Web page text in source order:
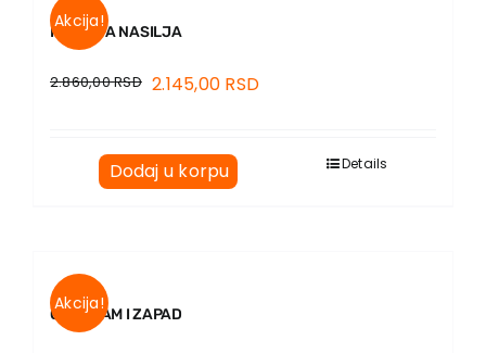
Akcija!
ISTORIJA NASILJA
2.860,00RSD 2.145,00 RSD
Dodaj u korpu Details
Akcija!
ORGAZAM I ZAPAD